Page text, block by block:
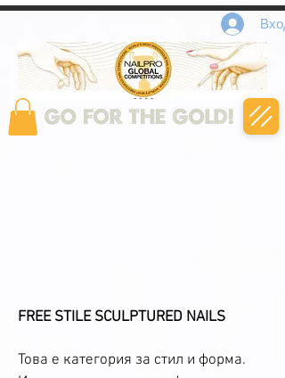
Вход
FREE STILE SCULPTURED NAILS
Това е категория за стил и форма.